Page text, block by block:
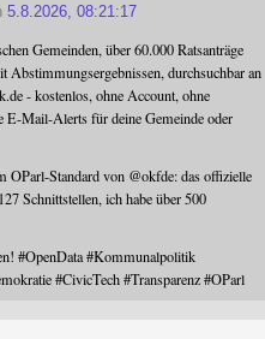
5.8.2026, 08:21:17
Gemeinden, über 60.000 Ratsanträge
Abstimmungsergebnissen, durchsuchbar an
- kostenlos, ohne Account, ohne
E-Mail-Alerts für deine Gemeinde oder
OParl-Standard von @okfde: das offizielle
Schnittstellen, ich habe über 500
#OpenData #Kommunalpolitik
#CivicTech #Transparenz #OParl